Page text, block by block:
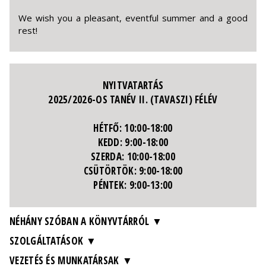
We wish you a pleasant, eventful summer and a good
rest!
NYITVATARTÁS
2025/2026-OS TANÉV II. (TAVASZI) FÉLÉV
HÉTFŐ: 10:00-18:00
KEDD: 9:00-18:00
SZERDA: 10:00-18:00
CSÜTÖRTÖK: 9:00-18:00
PÉNTEK: 9:00-13:00
NÉHÁNY SZÓBAN A KÖNYVTÁRRÓL
SZOLGÁLTATÁSOK
VEZETÉS ÉS MUNKATÁRSAK